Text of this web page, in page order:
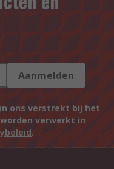
Aanmelden
ons verstrekt bij het
verwerkt in
.